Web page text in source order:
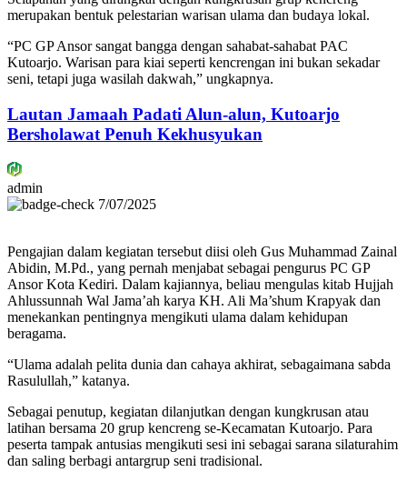
merupakan bentuk pelestarian warisan ulama dan budaya lokal.
“PC GP Ansor sangat bangga dengan sahabat-sahabat PAC
Kutoarjo. Warisan para kiai seperti kencrengan ini bukan sekadar
seni, tetapi juga wasilah dakwah,” ungkapnya.
Lautan Jamaah Padati Alun-alun, Kutoarjo
Bersholawat Penuh Kekhusyukan
admin
7/07/2025
Pengajian dalam kegiatan tersebut diisi oleh Gus Muhammad Zainal
Abidin, M.Pd., yang pernah menjabat sebagai pengurus PC GP
Ansor Kota Kediri. Dalam kajiannya, beliau mengulas kitab Hujjah
Ahlussunnah Wal Jama’ah karya KH. Ali Ma’shum Krapyak dan
menekankan pentingnya mengikuti ulama dalam kehidupan
beragama.
“Ulama adalah pelita dunia dan cahaya akhirat, sebagaimana sabda
Rasulullah,” katanya.
Sebagai penutup, kegiatan dilanjutkan dengan kungkrusan atau
latihan bersama 20 grup kencreng se-Kecamatan Kutoarjo. Para
peserta tampak antusias mengikuti sesi ini sebagai sarana silaturahim
dan saling berbagi antargrup seni tradisional.